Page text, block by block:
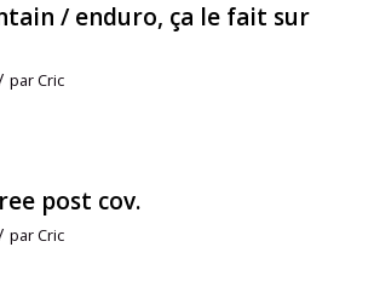
/ enduro, ça le fait sur
parCric
post cov.
parCric